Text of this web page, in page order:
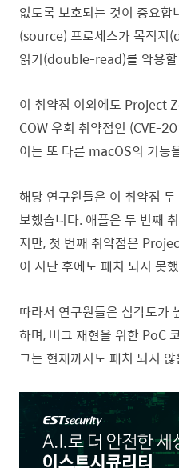
없도록 보호되는 것이 중요합
(source) 프로세스가 목적
읽기(double-read)를 악용할
이 취약점 이외에도 Project
COW 우회 취약점인 (CVE-
이는 또 다른 macOS의 기능
해당 연구원들은 이 취약점
보했습니다. 애플은 두 번째
지만, 첫 번째 취약점은
이 지난 후에도 패치 되지 못
따라서 연구원들은 심각도가
하며, 버그 재현을 위한 PoC
그는 현재까지도 패치 되지